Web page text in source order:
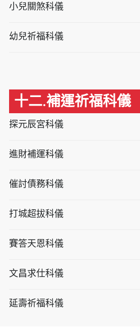
小兒關煞科儀
幼兒祈福科儀
十二.補運祈福科儀
探元辰宮科儀
進財補運科儀
催討債務科儀
打城超拔科儀
賽答天恩科儀
文昌求仕科儀
延壽祈福科儀